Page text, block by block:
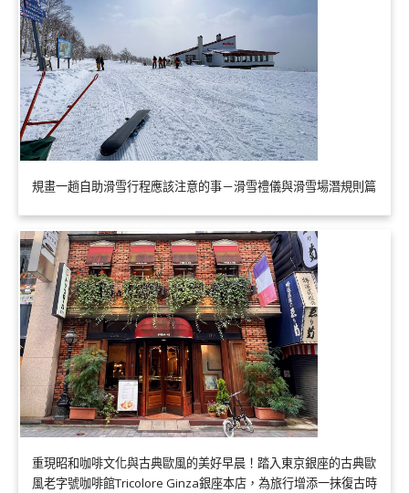
規畫一趟自助滑雪行程應該注意的事－滑雪禮儀與滑雪場潛規則篇
重現昭和咖啡文化與古典歐風的美好早晨！踏入東京銀座的古典歐
風老字號咖啡館Tricolore Ginza銀座本店，為旅行增添一抹復古時